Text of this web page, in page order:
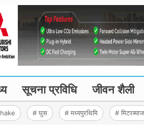
सूचना प्रविधि जीवन शैली
# घुस # मध्यपुरथिमि # मिटरब्याज